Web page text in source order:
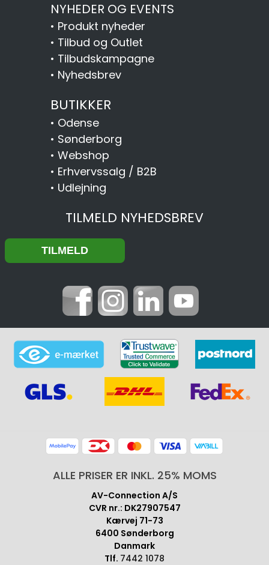
NYHEDER OG EVENTS
• Produkt nyheder
• Tilbud og Outlet
• Tilbudskampagne
• Nyhedsbrev
BUTIKKER
• Odense
• Sønderborg
• Webshop
• Erhvervssalg / B2B
• Udlejning
TILMELD NYHEDSBREV
ALLE PRISER ER INKL. 25% MOMS
AV-Connection A/S
CVR nr.: DK27907547
Kærvej 71-73
6400 Sønderborg
Danmark
Tlf. 7442 1078